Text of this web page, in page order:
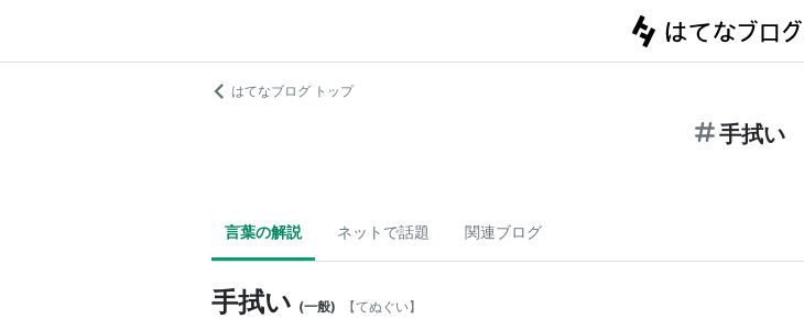
はてなブログ トップ
手拭い
言葉の解説 ネットで話題 関連ブログ
手拭い (一般) 【てぬぐい】